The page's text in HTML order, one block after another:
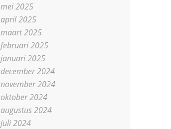
mei 2025
april 2025
maart 2025
februari 2025
januari 2025
december 2024
november 2024
oktober 2024
augustus 2024
juli 2024